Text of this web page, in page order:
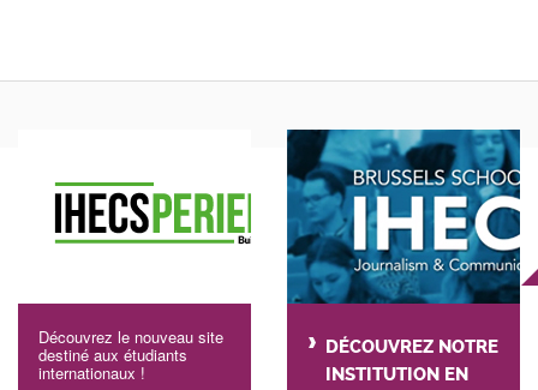
Découvrez le nouveau site
destiné aux étudiants
internationaux !
DÉCOUVREZ NOTRE
INSTITUTION EN